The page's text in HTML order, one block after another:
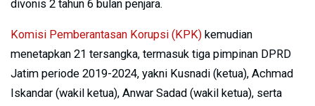
divonis 2 tahun 6 bulan penjara.
Komisi Pemberantasan Korupsi (KPK) kemudian
menetapkan 21 tersangka, termasuk tiga pimpinan DPRD
Jatim periode 2019-2024, yakni Kusnadi (ketua), Achmad
Iskandar (wakil ketua), Anwar Sadad (wakil ketua), serta